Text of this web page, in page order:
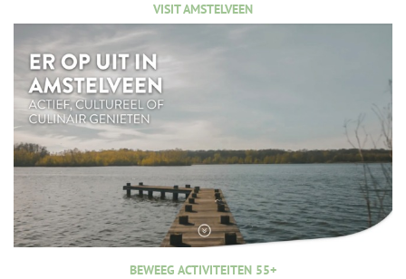
VISIT AMSTELVEEN
BEWEEG ACTIVITEITEN 55+